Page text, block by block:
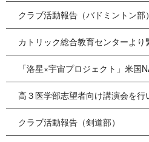
クラブ活動報告（バドミントン部）
カトリック総合教育センターより
「洛星×宇宙プロジェクト」米国
高３医学部志望者向け講演会を行
クラブ活動報告（剣道部）